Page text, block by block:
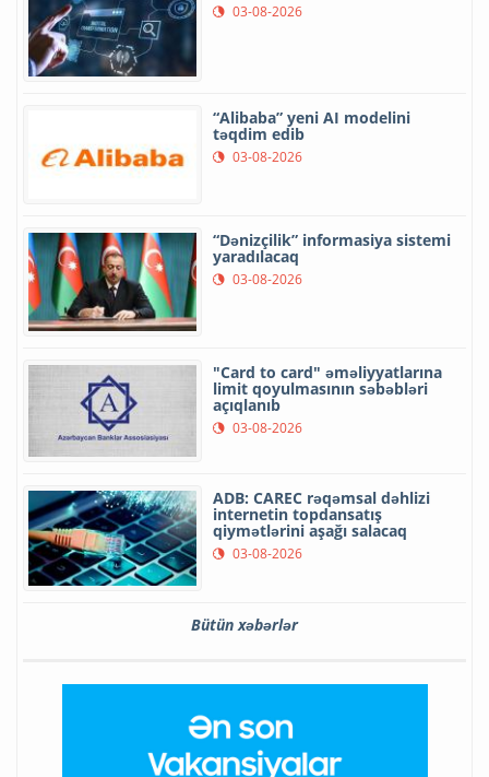
03-08-2026
“Alibaba” yeni AI modelini
təqdim edib
03-08-2026
“Dənizçilik” informasiya sistemi
yaradılacaq
03-08-2026
"Card to card" əməliyyatlarına
limit qoyulmasının səbəbləri
açıqlanıb
03-08-2026
ADB: CAREC rəqəmsal dəhlizi
internetin topdansatış
qiymətlərini aşağı salacaq
03-08-2026
Bütün xəbərlər